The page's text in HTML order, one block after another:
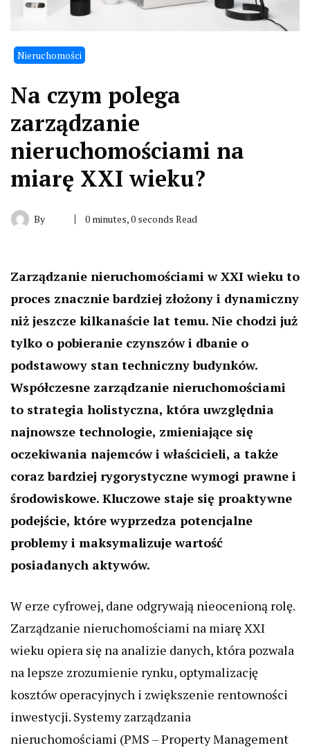
Nieruchomości
Na czym polega
zarządzanie
nieruchomościami na
miarę XXI wieku?
By 0 minutes, 0 seconds Read
Zarządzanie nieruchomościami w XXI wieku to
proces znacznie bardziej złożony i dynamiczny
niż jeszcze kilkanaście lat temu. Nie chodzi już
tylko o pobieranie czynszów i dbanie o
podstawowy stan techniczny budynków.
Współczesne zarządzanie nieruchomościami
to strategia holistyczna, która uwzględnia
najnowsze technologie, zmieniające się
oczekiwania najemców i właścicieli, a także
coraz bardziej rygorystyczne wymogi prawne i
środowiskowe. Kluczowe staje się proaktywne
podejście, które wyprzedza potencjalne
problemy i maksymalizuje wartość
posiadanych aktywów.
W erze cyfrowej, dane odgrywają nieocenioną rolę.
Zarządzanie nieruchomościami na miarę XXI
wieku opiera się na analizie danych, która pozwala
na lepsze zrozumienie rynku, optymalizację
kosztów operacyjnych i zwiększenie rentowności
inwestycji. Systemy zarządzania
nieruchomościami (PMS – Property Management